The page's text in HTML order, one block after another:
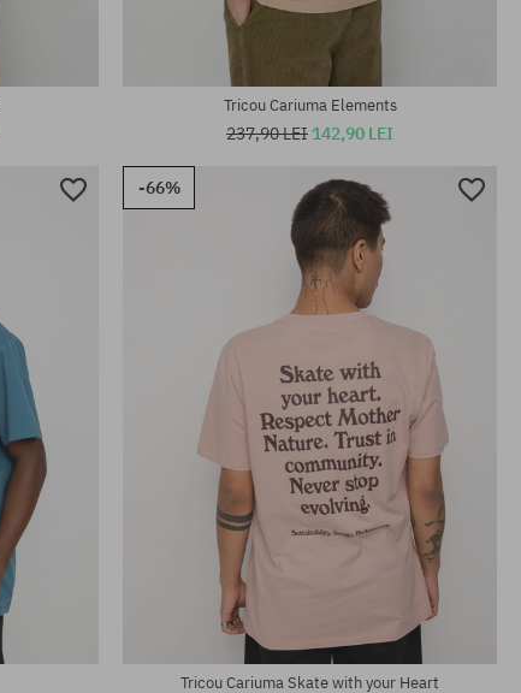
Mărimi existente:
Tricou Cariuma Elements
237,90 LEI 142,90 LEI
-66%
Tricou Cariuma Skate with your Heart